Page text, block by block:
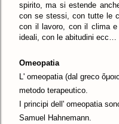
spirito, ma si estende
con se stessi, con tutte le
con il lavoro, con il clima
ideali, con le abitudini ecc…
Omeopatia
L' omeopatia (dal greco
metodo terapeutico.
I principi dell' omeopatia
Samuel Hahnemann.